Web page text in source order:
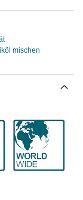
mischen